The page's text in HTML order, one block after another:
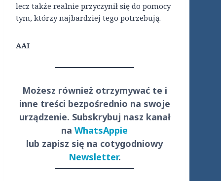
lecz także realnie przyczynił się do pomocy
tym, którzy najbardziej tego potrzebują.
AAI
Możesz również otrzymywać te i
inne treści bezpośrednio na swoje
urządzenie. Subskrybuj nasz kanał
naWhatsAppie
lub zapisz się na cotygodniowy
Newsletter.